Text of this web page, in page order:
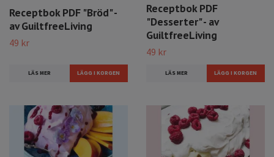
Receptbok PDF "Bröd" -
av GuiltfreeLiving
49 kr
LÄS MER
Receptbok PDF
"Desserter" - av
GuiltfreeLiving
49 kr
LÄS MER